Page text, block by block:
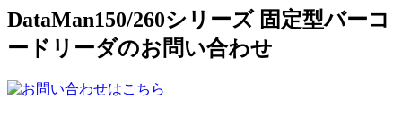
DataMan150/260シリーズ 固定型バーコ
ードリーダのお問い合わせ